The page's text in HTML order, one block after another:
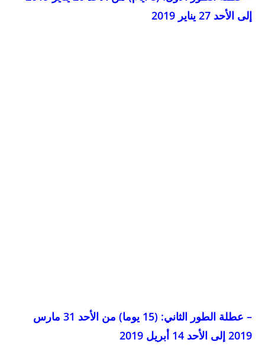
إلى الأحد 27 يناير 2019
– عطلة الطور الثاني: (15 يوما) من الأحد 31 مارس
2019 إلى الأحد 14 أبريل 2019